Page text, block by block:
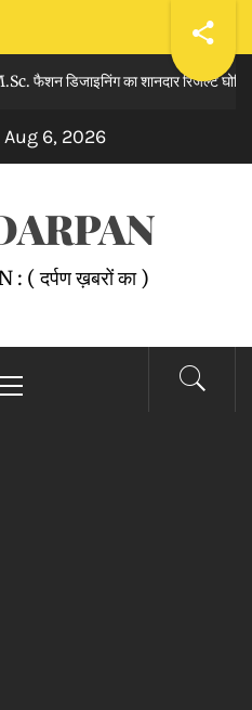
का शानदार रिजल्ट घोषित किया।
6, 2026
( दर्पण ख़बरों का )
Menu